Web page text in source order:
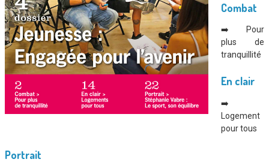
Combat
➡️ Pour
plus de
tranquillité
En clair
➡️
Logement
pour tous
Portrait